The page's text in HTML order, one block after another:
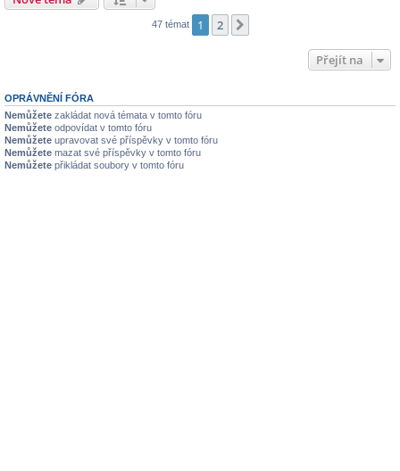
47 témat 1 2
Přejít na
OPRÁVNĚNÍ FÓRA
Nemůžete zakládat nová témata v tomto fóru
Nemůžete odpovídat v tomto fóru
Nemůžete upravovat své příspěvky v tomto fóru
Nemůžete mazat své příspěvky v tomto fóru
Nemůžete přikládat soubory v tomto fóru